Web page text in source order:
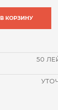
В КОРЗИНУ
50